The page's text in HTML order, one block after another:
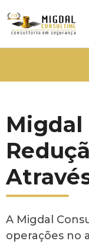
Migdal
A Migdal
operações no